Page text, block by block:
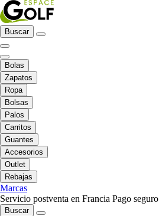
Buscar
Bolas
Zapatos
Ropa
Bolsas
Palos
Carritos
Guantes
Accesorios
Outlet
Rebajas
Marcas
Servicio postventa en Francia Pago seguro
Buscar